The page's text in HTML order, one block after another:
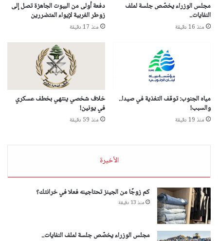
مجلس الوزراء يخصّص جلسة لملف
النفايات..
منذ 16 دقيقة
دفعة أولى من البيوت الجاهزة تصل إلى
زوطر الغربية لإيواء المتضررين
منذ 17 دقيقة
مياه الجنوب: توقف التغذية في صيدا..
والسبب!
منذ 19 دقيقة
خلاف شخصي ينتهي بخطف عسكري
في يونين!
منذ 59 دقيقة
الأخيرة
كم زوجًا من الجينز تحتاجينه فعلا في خرانتك؟
منذ 13 دقيقة
مجلس الوزراء يخصّص جلسة لملف النفايات..